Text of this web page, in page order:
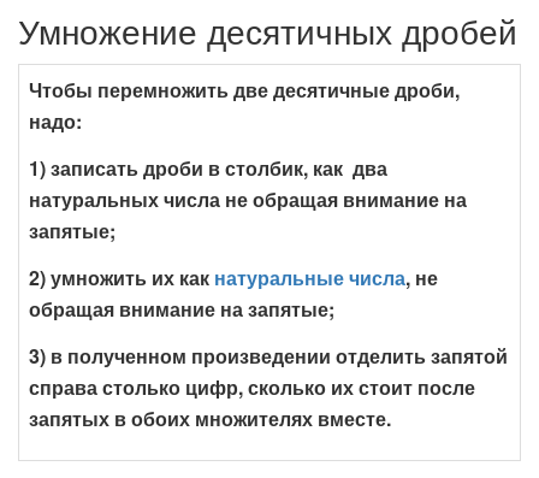
Умножение десятичных дробей
Чтобы перемножить две десятичные дроби,
надо:
1) записать дроби в столбик, как два
натуральных числа не обращая внимание на
запятые;
2) умножить их как натуральные числа, не
обращая внимание на запятые;
3) в полученном произведении отделить запятой
справа столько цифр, сколько их стоит после
запятых в обоих множителях вместе.